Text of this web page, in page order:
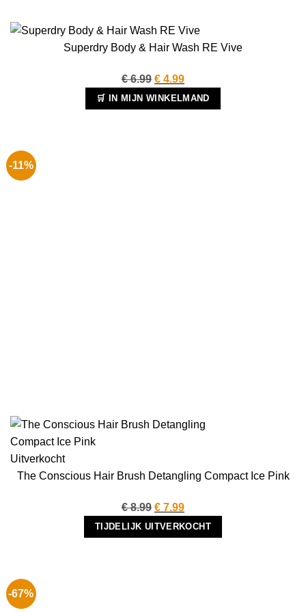
Superdry Body & Hair Wash RE Vive
€6.99 Oorspronkelijke
prijs
was:
€ 4.99Huidige
prijs
is:
🛒 IN MIJN WINKELMAND
-11%
Uitverkocht
The Conscious Hair Brush Detangling Compact Ice Pink
€8.99 Oorspronkelijke
prijs
was:
€ 7.99Huidige
prijs
is:
TIJDELIJK UITVERKOCHT
-67%